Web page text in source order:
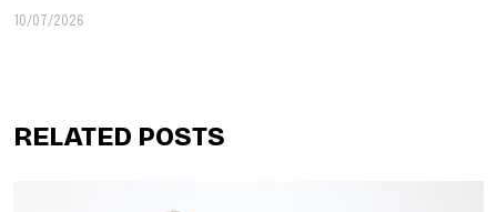
10/07/2026
RELATED POSTS